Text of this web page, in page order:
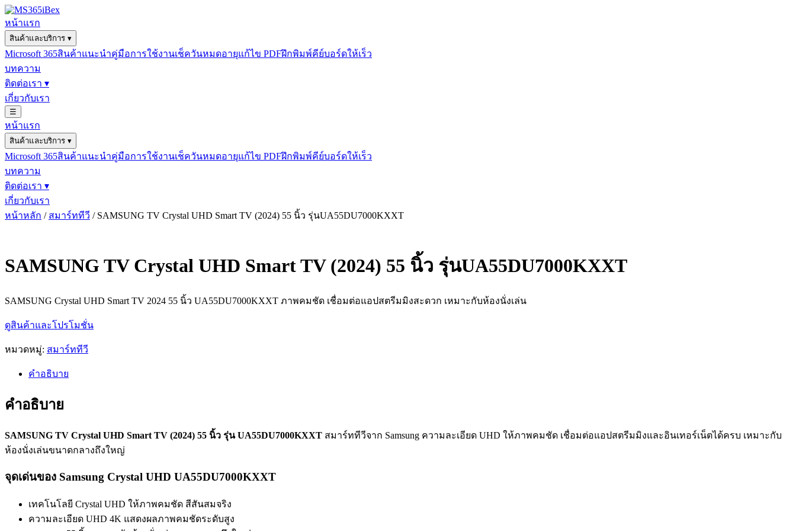
หน้าแรก
สินค้าและบริการ ▾
Microsoft 365สินค้าแนะนำคู่มือการใช้งานเช็ควันหมดอายุแก้ไข PDFฝึกพิมพ์คีย์บอร์ดให้เร็ว
บทความ
ติดต่อเรา ▾
เกี่ยวกับเรา
☰
หน้าแรก
สินค้าและบริการ ▾
Microsoft 365สินค้าแนะนำคู่มือการใช้งานเช็ควันหมดอายุแก้ไข PDFฝึกพิมพ์คีย์บอร์ดให้เร็ว
บทความ
ติดต่อเรา ▾
เกี่ยวกับเรา
หน้าหลัก / สมาร์ททีวี / SAMSUNG TV Crystal UHD Smart TV (2024) 55 นิ้ว รุ่นUA55DU7000KXXT
SAMSUNG TV Crystal UHD Smart TV (2024) 55 นิ้ว รุ่นUA55DU7000KXXT
SAMSUNG Crystal UHD Smart TV 2024 55 นิ้ว UA55DU7000KXXT ภาพคมชัด เชื่อมต่อแอปสตรีมมิงสะดวก เหมาะกับห้องนั่งเล่น
ดูสินค้าและโปรโมชั่น
หมวดหมู่: สมาร์ททีวี
คำอธิบาย
คำอธิบาย
SAMSUNG TV Crystal UHD Smart TV (2024) 55 นิ้ว รุ่น UA55DU7000KXXT สมาร์ททีวีจาก Samsung ความละเอียด UHD ให้ภาพคมชัด เชื่อมต่อแอปสตรีมมิงและอินเทอร์เน็ตได้ครบ เหมาะกับ
ห้องนั่งเล่นขนาดกลางถึงใหญ่
จุดเด่นของ Samsung Crystal UHD UA55DU7000KXXT
เทคโนโลยี Crystal UHD ให้ภาพคมชัด สีสันสมจริง
ความละเอียด UHD 4K แสดงผลภาพคมชัดระดับสูง